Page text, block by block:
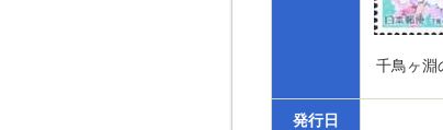
千鳥ヶ淵
発行日